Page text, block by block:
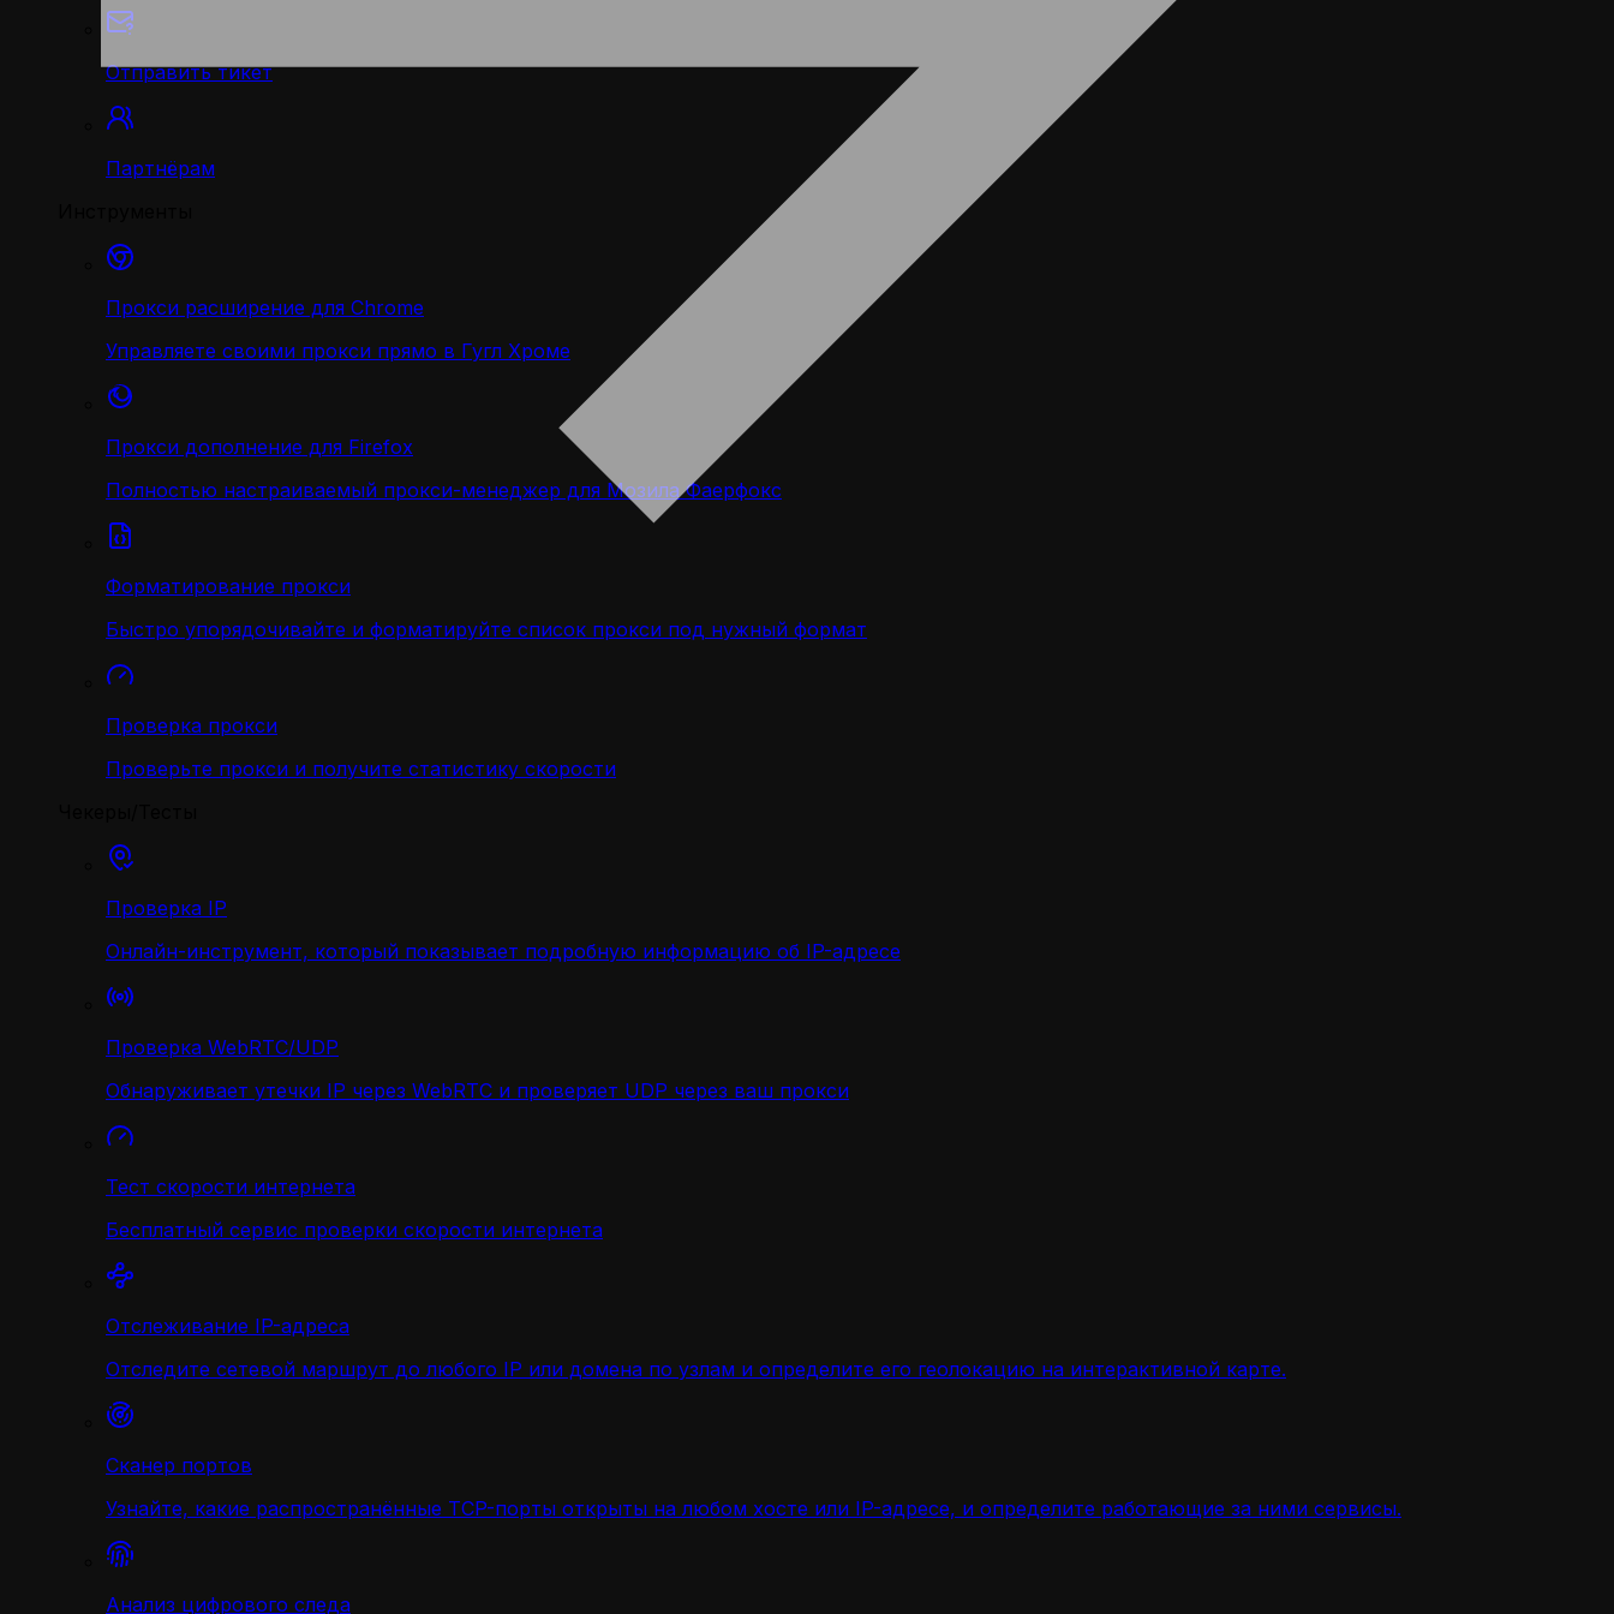
Отправить тикет
Партнёрам
Прокси расширение для Chrome
Управляете своими прокси прямо в Гугл Хроме
Прокси дополнение для Firefox
Полностью настраиваемый прокси-менеджер для Мозила Фаерфокс
Форматирование прокси
Быстро упорядочивайте и форматируйте список прокси под нужный формат
Проверка прокси
Проверьте прокси и получите статистику скорости
Проверка IP
Онлайн-инструмент, который показывает подробную информацию об IP-адресе
Проверка WebRTC/UDP
Обнаруживает утечки IP через WebRTC и проверяет UDP через ваш прокси
Тест скорости интернета
Бесплатный сервис проверки скорости интернета
Отслеживание IP-адреса
Отследите сетевой маршрут до любого IP или домена по узлам и определите его геолокацию на интерактивной карте.
Сканер портов
Узнайте, какие распространённые TCP-порты открыты на любом хосте или IP-адресе, и определите работающие за ними сервисы.
Анализ цифрового следа